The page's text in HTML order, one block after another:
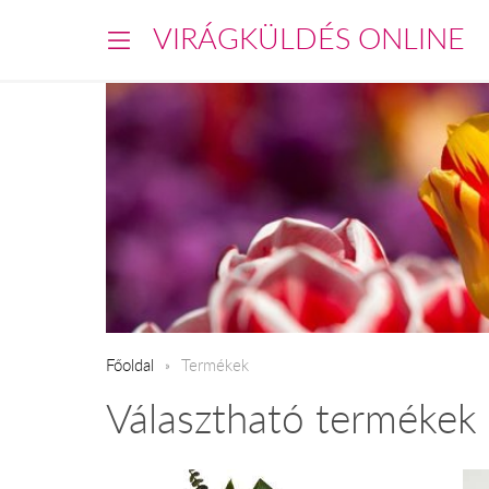
VIRÁGKÜLDÉS ONLINE
Főoldal Termékek
Választható termékek